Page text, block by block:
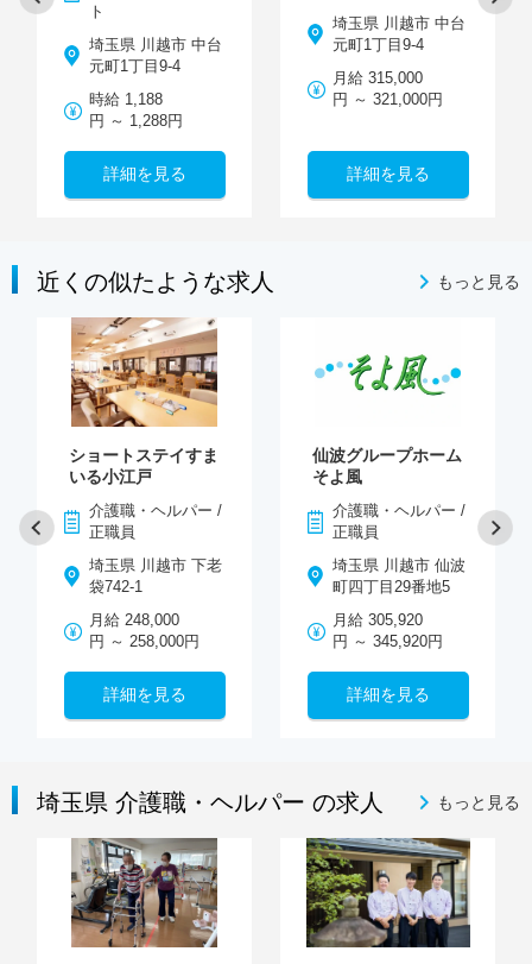
ト
埼玉県 川越市 中台
元町1丁目9-4
時給 1,188
円 ～ 1,288円
詳細を見る
埼玉県 川越市 中台
元町1丁目9-4
月給 315,000
円 ～ 321,000円
詳細を見る
近くの似たような求人 もっと見る
ショートステイすま
いる小江戸
介護職・ヘルパー /
正職員
埼玉県 川越市 下老
袋742-1
月給 248,000
円 ～ 258,000円
詳細を見る
仙波グループホーム
そよ風
介護職・ヘルパー /
正職員
埼玉県 川越市 仙波
町四丁目29番地5
月給 305,920
円 ～ 345,920円
詳細を見る
埼玉県 介護職・ヘルパー の求人 もっと見る